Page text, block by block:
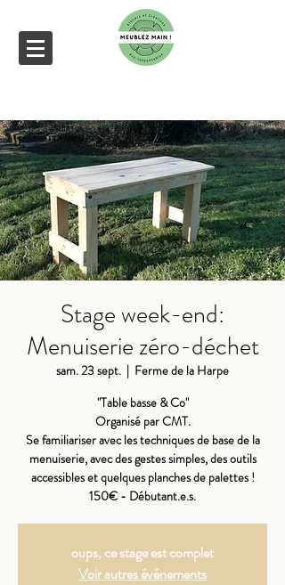
Stage week-end:
Menuiserie zéro-déchet
sam. 23 sept.
  |
Ferme de la Harpe
"Table basse & Co"
Organisé par CMT.
Se familiariser avec les techniques de base de la
menuiserie, avec des gestes simples, des outils
accessibles et quelques planches de palettes !
150€ - Débutant.e.s.
oups, ce stage est complet
Voir autres événements